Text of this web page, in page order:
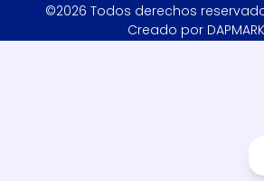
©2026 Todos derechos
Creado por